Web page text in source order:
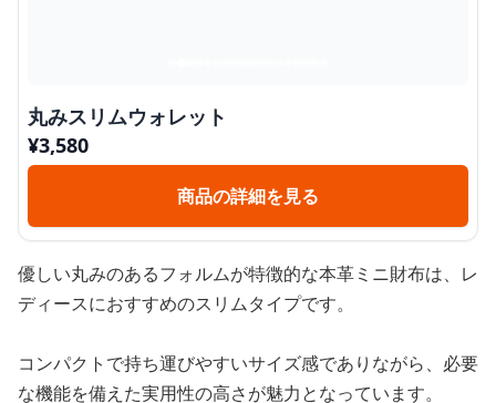
丸みスリムウォレット
¥3,580
商品の詳細を見る
優しい丸みのあるフォルムが特徴的な本革ミニ財布は、レ
ディースにおすすめのスリムタイプです。
コンパクトで持ち運びやすいサイズ感でありながら、必要
な機能を備えた実用性の高さが魅力となっています。